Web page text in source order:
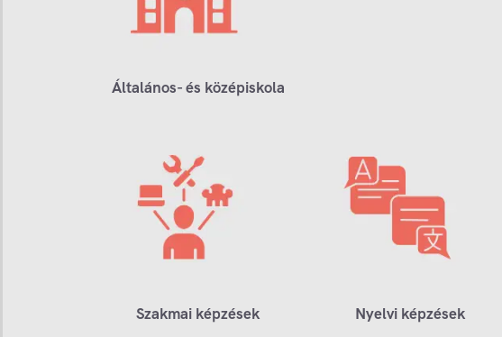
Általános- és középiskola
Szakmai képzések Nyelvi képzések